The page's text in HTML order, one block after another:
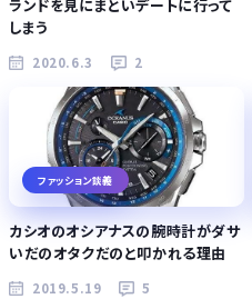
ランドを見にまといデートに行って
しまう
2020.6.3 2
ファッション談義
カシオのオシアナスの腕時計がダサ
いだのオタクだのと叩かれる理由
2019.5.19 5